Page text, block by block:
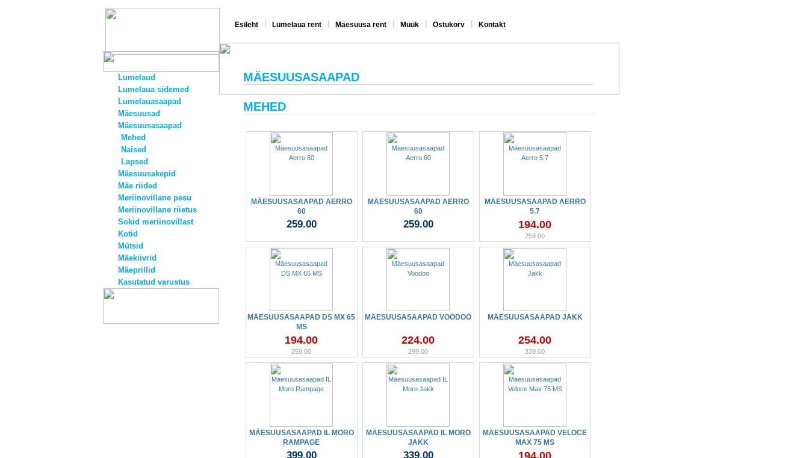
Esileht Lumelaua rent Mäesuusa rent Müük Ostukorv Kontakt
Lumelaud
Lumelaua sidemed
Lumelauasaapad
Mäesuusad
Mäesuusasaapad
Mehed
Naised
Lapsed
Mäesuusakepid
Mäe riided
Meriinovillane pesu
Meriinovillane riietus
Sokid meriinovillast
Kotid
Mütsid
Mäekiivrid
Mäeprillid
Kasutatud varustus
MÄESUUSASAAPAD
MEHED
MÄESUUSASAAPAD AERRO
60
259.00
MÄESUUSASAAPAD AERRO
60
259.00
MÄESUUSASAAPAD AERRO
5.7
194.00
259.00
MÄESUUSASAAPAD DS MX 65
MS
194.00
259.00
MÄESUUSASAAPAD VOODOO
224.00
299.00
MÄESUUSASAAPAD JAKK
254.00
339.00
MÄESUUSASAAPAD IL MORO
RAMPAGE
399.00
MÄESUUSASAAPAD IL MORO
JAKK
339.00
MÄESUUSASAAPAD VELOCE
MAX 75 MS
194.00